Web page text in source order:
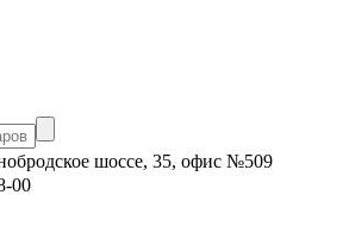
шоссе, 35, офис №509
00